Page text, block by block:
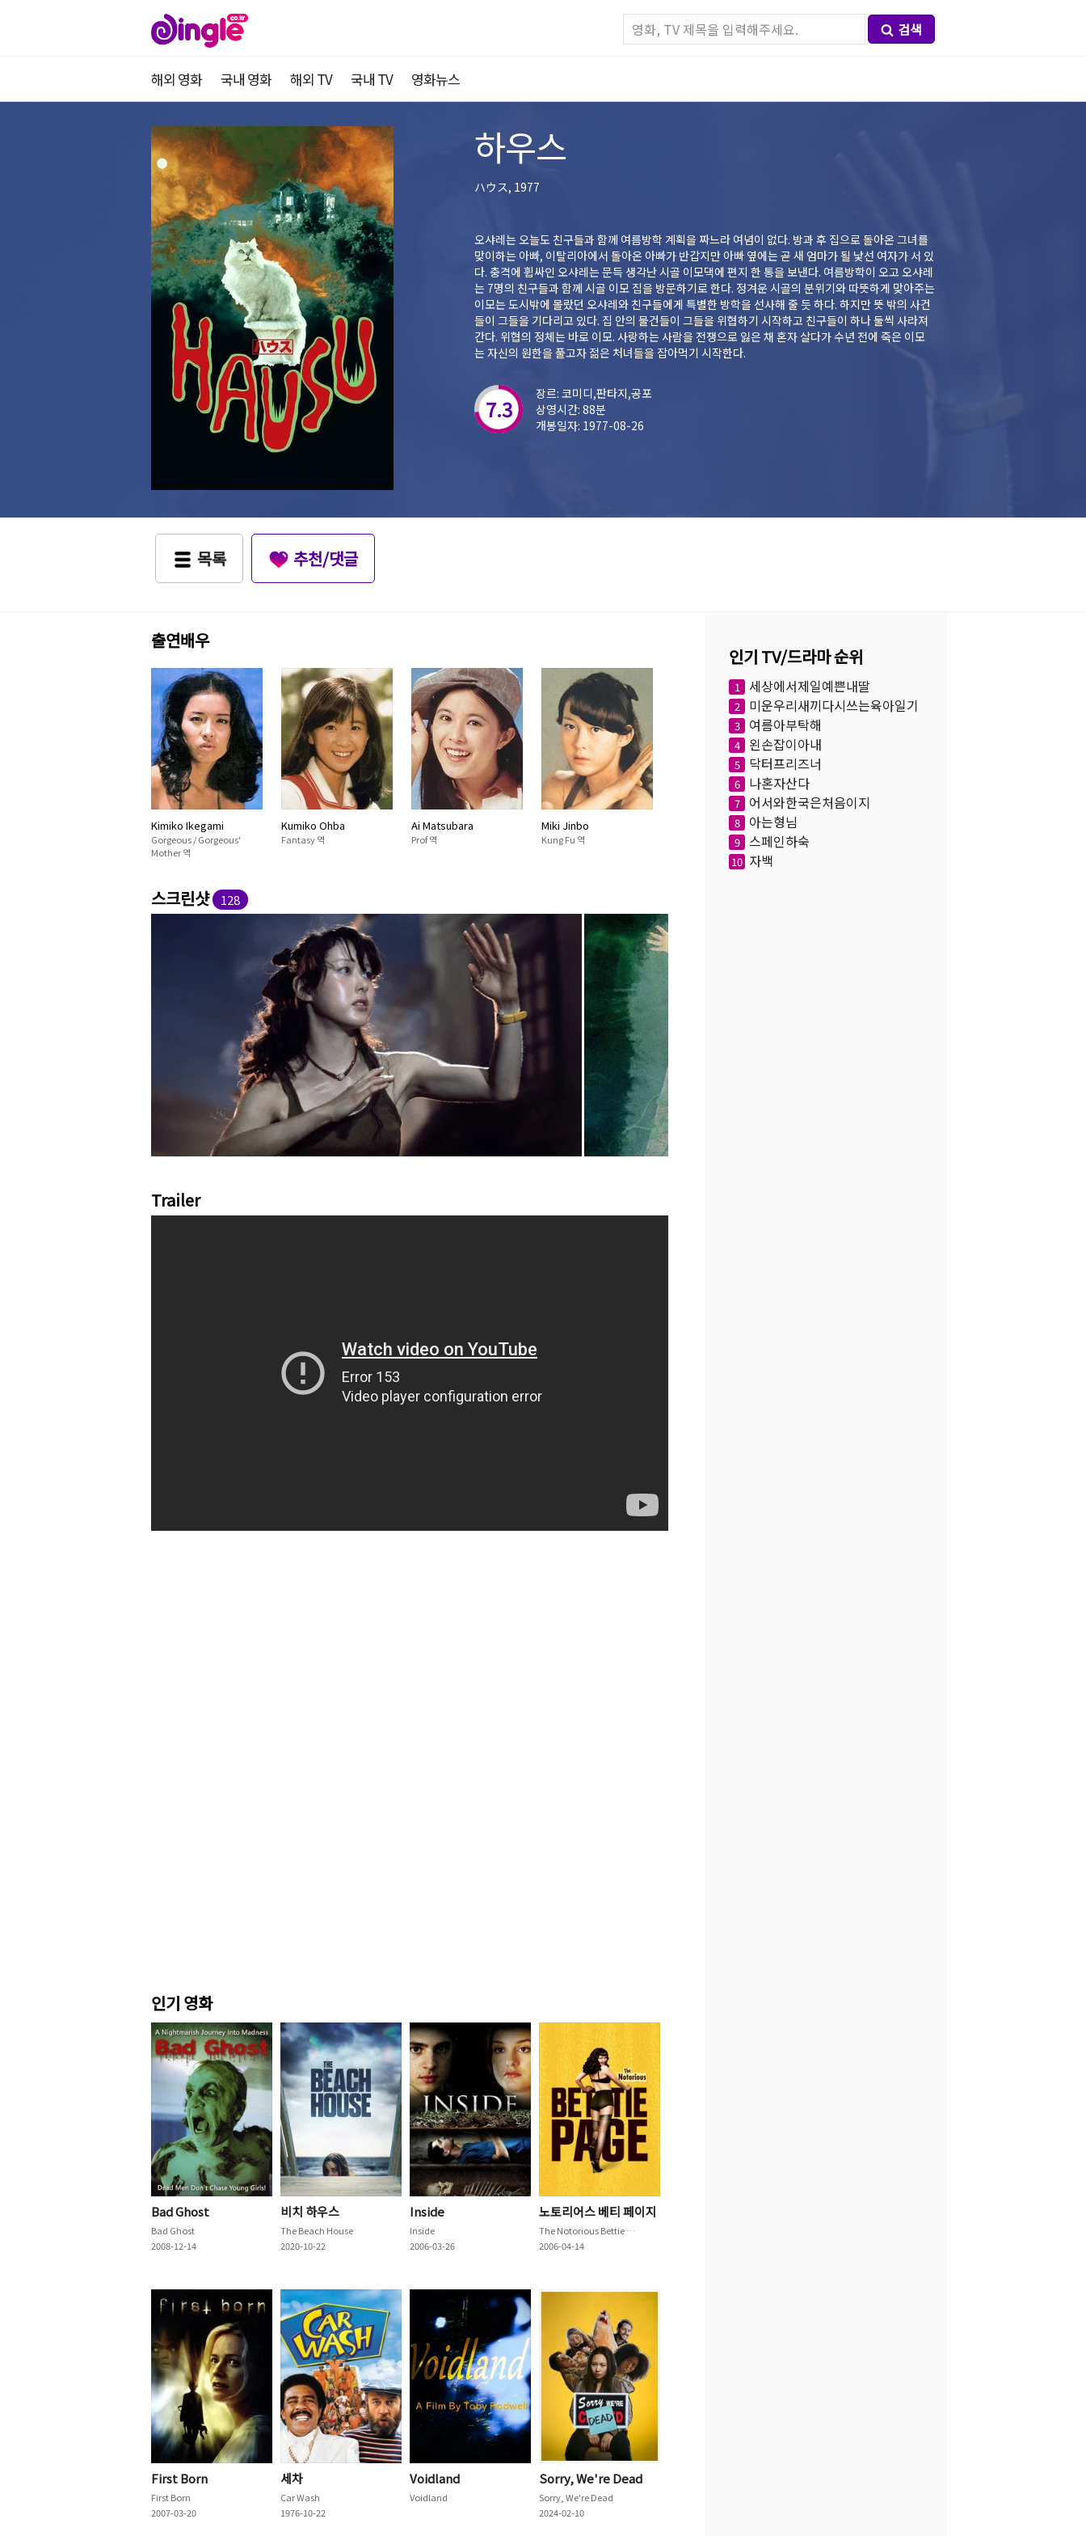
검색
해외 영화 국내 영화 해외 TV 국내 TV 영화뉴스
하우스
ハウス, 1977
오샤레는 오늘도 친구들과 함께 여름방학 계획을 짜느라 여념이 없다. 방과 후 집으로 돌아온 그녀를
맞이하는 아빠, 이탈리아에서 돌아온 아빠가 반갑지만 아빠 옆에는 곧 새 엄마가 될 낯선 여자가 서 있
다. 충격에 휩싸인 오샤레는 문득 생각난 시골 이모댁에 편지 한 통을 보낸다. 여름방학이 오고 오샤레
는 7명의 친구들과 함께 시골 이모 집을 방문하기로 한다. 정겨운 시골의 분위기와 따뜻하게 맞아주는
이모는 도시밖에 몰랐던 오샤레와 친구들에게 특별한 방학을 선사해 줄 듯 하다. 하지만 뜻 밖의 사건
들이 그들을 기다리고 있다. 집 안의 물건들이 그들을 위협하기 시작하고 친구들이 하나 둘씩 사라져
간다. 위협의 정체는 바로 이모. 사랑하는 사람을 전쟁으로 잃은 채 혼자 살다가 수년 전에 죽은 이모
는 자신의 원한을 풀고자 젊은 처녀들을 잡아먹기 시작한다.
7.3
장르: 코미디,판타지,공포
상영시간: 88분
개봉일자: 1977-08-26
목록 추천/댓글
출연배우
Kimiko Ikegami
Gorgeous / Gorgeous'
Mother 역
Kumiko Ohba
Fantasy 역
Ai Matsubara
Prof 역
Miki Jinbo
Kung Fu 역
스크린샷 128
Trailer
인기 영화
Bad Ghost
Bad Ghost
2008-12-14
비치 하우스
The Beach House
2020-10-22
Inside
Inside
2006-03-26
노토리어스 베티 페이지
The Notorious Bettie Page
2006-04-14
First Born
First Born
2007-03-20
세차
Car Wash
1976-10-22
Voidland
Voidland
Sorry, We're Dead
Sorry, We're Dead
2024-02-10
인기 TV/드라마 순위
1 세상에서제일예쁜내딸
2 미운우리새끼다시쓰는육아일기
3 여름아부탁해
4 왼손잡이아내
5 닥터프리즈너
6 나혼자산다
7 어서와한국은처음이지
8 아는형님
9 스페인하숙
10 자백